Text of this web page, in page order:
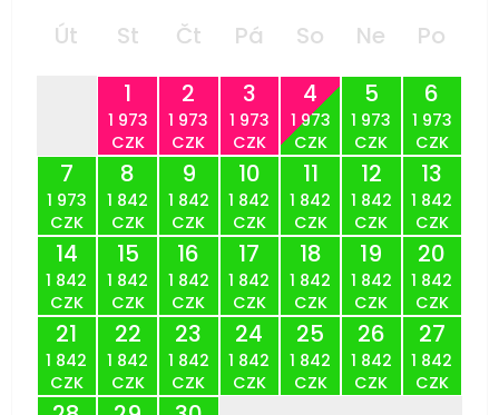
Út St Čt Pá So Ne
Po
1
1 973
CZK
2
1 973
CZK
3
1 973
CZK
4
1 973
CZK
5
1 973
CZK
6
1 973
CZK
7
1 973
CZK
8
1 842
CZK
9
1 842
CZK
10
1 842
CZK
11
1 842
CZK
12
1 842
CZK
13
1 842
CZK
14
1 842
CZK
15
1 842
CZK
16
1 842
CZK
17
1 842
CZK
18
1 842
CZK
19
1 842
CZK
20
1 842
CZK
21
1 842
CZK
22
1 842
CZK
23
1 842
CZK
24
1 842
CZK
25
1 842
CZK
26
1 842
CZK
27
1 842
CZK